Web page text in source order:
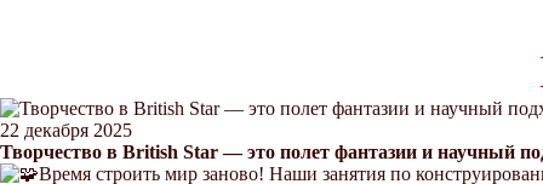
22 декабря 2025
Творчество в British Star — это полет фантазии и научный